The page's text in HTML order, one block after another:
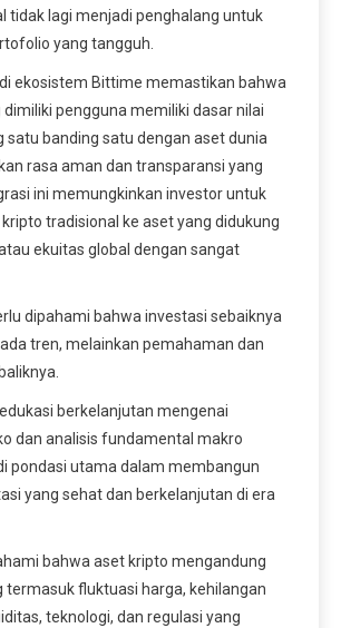
tidak lagi menjadi penghalang untuk
yang tangguh.
di ekosistem Bittime memastikan bahwa
pengguna memiliki dasar nilai
satu banding satu dengan aset dunia
rasa aman dan transparansi yang
ini memungkinkan investor untuk
tradisional ke aset yang didukung
ekuitas global dengan sangat
dipahami bahwa investasi sebaiknya
tren, melainkan pemahaman dan
berkelanjutan mengenai
dan analisis fundamental makro
pondasi utama dalam membangun
yang sehat dan berkelanjutan di era
bahwa aset kripto mengandung
termasuk fluktuasi harga, kehilangan
teknologi, dan regulasi yang